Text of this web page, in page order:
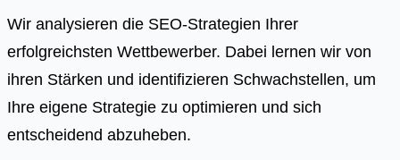
Wir analysieren die SEO-Strategien Ihrer
erfolgreichsten Wettbewerber. Dabei lernen wir von
ihren Stärken und identifizieren Schwachstellen, um
Ihre eigene Strategie zu optimieren und sich
entscheidend abzuheben.